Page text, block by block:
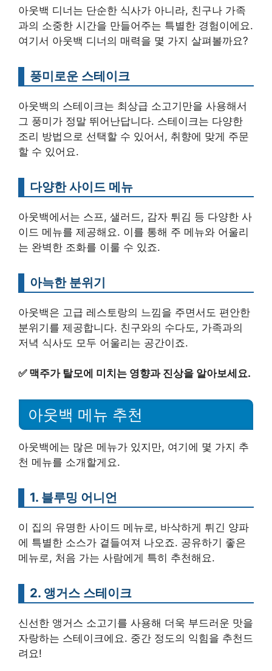
아웃백 디너는 단순한 식사가 아니라, 친구나 가족
과의 소중한 시간을 만들어주는 특별한 경험이에요.
여기서 아웃백 디너의 매력을 몇 가지 살펴볼까요?
풍미로운 스테이크
아웃백의 스테이크는 최상급 소고기만을 사용해서
그 풍미가 정말 뛰어난답니다. 스테이크는 다양한
조리 방법으로 선택할 수 있어서, 취향에 맞게 주문
할 수 있어요.
다양한 사이드 메뉴
아웃백에서는 스프, 샐러드, 감자 튀김 등 다양한 사
이드 메뉴를 제공해요. 이를 통해 주 메뉴와 어울리
는 완벽한 조화를 이룰 수 있죠.
아늑한 분위기
아웃백은 고급 레스토랑의 느낌을 주면서도 편안한
분위기를 제공합니다. 친구와의 수다도, 가족과의
저녁 식사도 모두 어울리는 공간이죠.
✅ 맥주가 탈모에 미치는 영향과 진상을 알아보세요.
아웃백 메뉴 추천
아웃백에는 많은 메뉴가 있지만, 여기에 몇 가지 추
천 메뉴를 소개할게요.
1. 블루밍 어니언
이 집의 유명한 사이드 메뉴로, 바삭하게 튀긴 양파
에 특별한 소스가 곁들여져 나오죠. 공유하기 좋은
메뉴로, 처음 가는 사람에게 특히 추천해요.
2. 앵거스 스테이크
신선한 앵거스 소고기를 사용해 더욱 부드러운 맛을
자랑하는 스테이크에요. 중간 정도의 익힘을 추천드
려요!